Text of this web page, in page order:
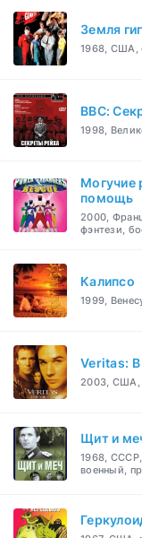
Земля
1968, США,
BBC:
1998,
Могучие
помощь
2000,
фэнтези,
Калипсо
1999,
Veritas:
2003, США,
Щит и
1968,
военный,